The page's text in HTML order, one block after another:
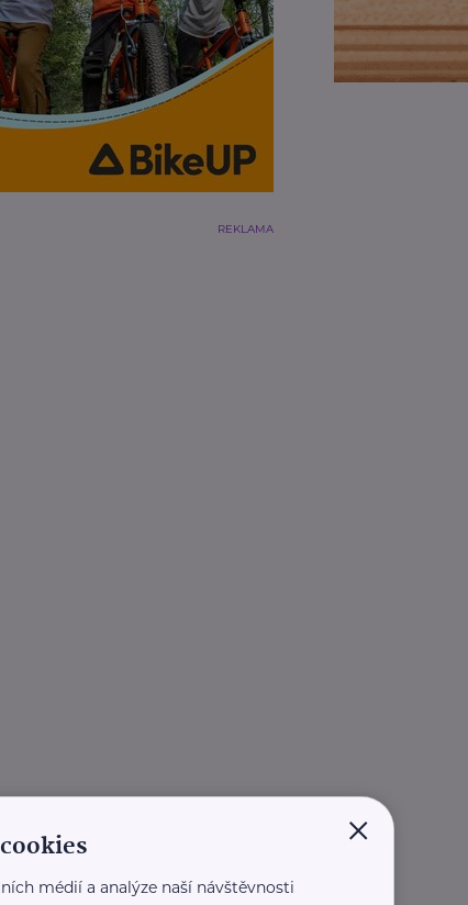
REKLAMA
×
médií a analýze naší návštěvnosti